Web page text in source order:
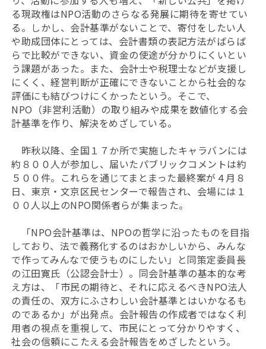
る現政権はNPO活動のさらなる発展に期待を寄せてい
る。しかし、会計基準がないことで、寄付をしたい人
や助成団体にとっては、会計書類の表記方法がばらば
らで比較ができない、資金の使途が分かりにくいとい
う課題があった。また、会計士や税理士などが支援し
にくく、経営判断が正確にできないことから社会的な
評価にも結びつけにくかったという。そこで、
NPO（非営利活動）の取り組みや成果を数値化する会
計基準を作り、解決をめざしている。
昨秋以降、全国１７か所で実施したキャラバンには
約８００人が参加し、届いたパブリックコメントは約
５００件。これらを通じてまとまった最終案が４月８
日、東京・文京区民センターで報告され、会場には１
００人以上のNPO関係者らが集まった。
「NPO会計基準は、NPOの哲学に沿ったものを目指
しており、法で義務化するのはおかしいから、みんな
で作ってみんなで使うものにしたい」と同策定委員長
の江田寛氏（公認会計士）。同会計基準の基本的な考
え方は、「市民の期待と、それに応えるべきNPO法人
の責任の、双方にふさわしい会計基準とはいかなるも
のであるか」が出発点。会計報告の作成者ではなく利
用者の視点を重視して、市民にとって分かりやすく、
社会の信頼にこたえる会計報告をめざしたという。